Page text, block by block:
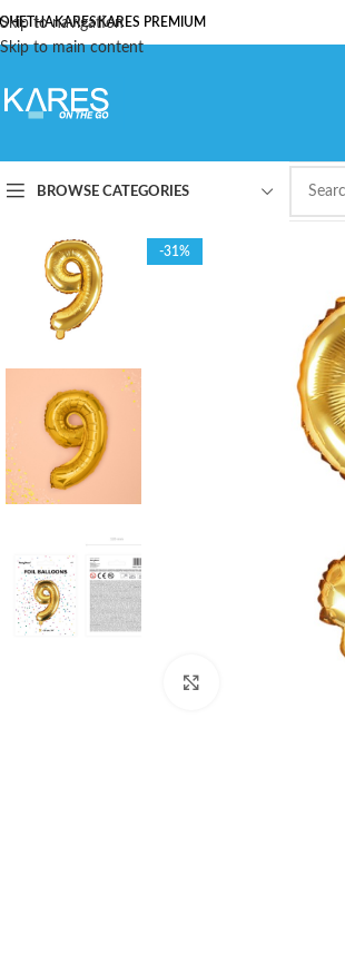
Skip to navigation
Skip to main content
KARESKARES PREMIUM
BROWSE CATEGORIES
-31%